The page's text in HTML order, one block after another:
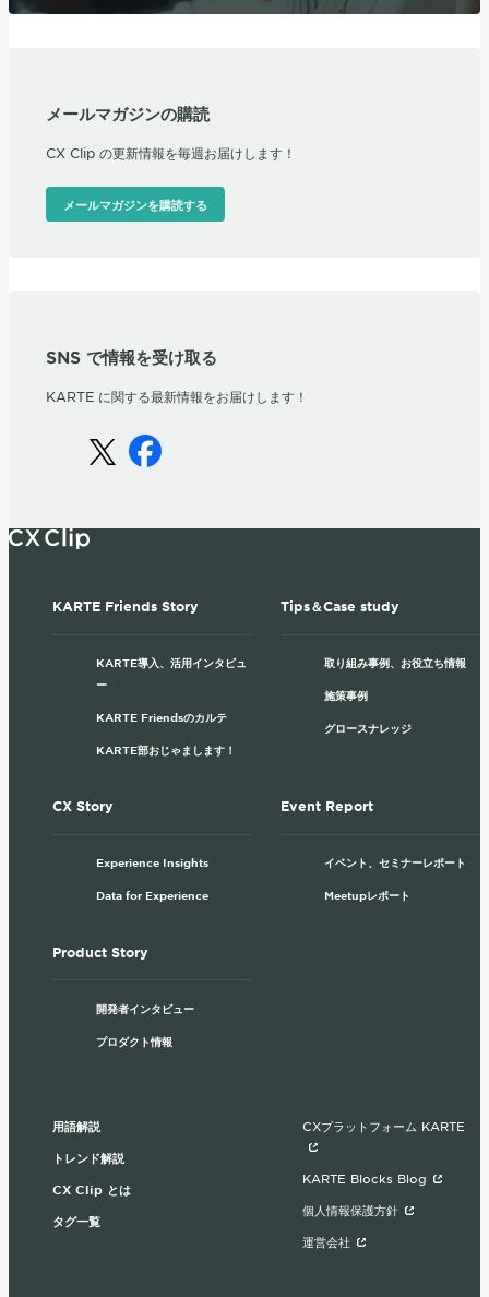
メールマガジンの購読
CX Clip の更新情報を毎週お届けします！
メールマガジンを購読する
SNS で情報を受け取る
KARTE に関する最新情報をお届けします！
KARTE Friends Story
KARTE導入、活用インタビュ
ー
KARTE Friendsのカルテ
KARTE部おじゃまします！
Tips＆Case study
取り組み事例、お役立ち情報
施策事例
グロースナレッジ
CX Story
Experience Insights
Data for Experience
Event Report
イベント、セミナーレポート
Meetupレポート
Product Story
開発者インタビュー
プロダクト情報
用語解説
トレンド解説
CX Clip とは
タグ一覧
CXプラットフォーム KARTE
KARTE Blocks Blog
個人情報保護方針
運営会社